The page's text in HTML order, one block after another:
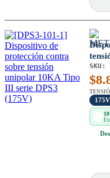
SKU:
$
175V